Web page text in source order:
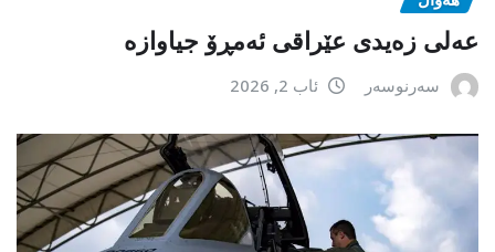
عەلی زەیدی عێراقی ئەمڕۆ جیاوازە
سەرنوسەر ئاب 2, 2026